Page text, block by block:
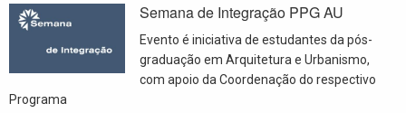
Semana de Integração PPG AU
Evento é iniciativa de estudantes da pós-
graduação em Arquitetura e Urbanismo,
com apoio da Coordenação do respectivo
Programa